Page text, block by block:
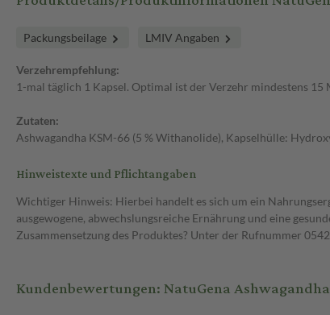
Packungsbeilage LMIV Angaben
Verzehrempfehlung:
1-mal täglich 1 Kapsel. Optimal ist der Verzehr mindestens
Zutaten:
Ashwagandha KSM-66 (5 % Withanolide), Kapselhülle:
Hinweistexte und Pflichtangaben
Wichtiger Hinweis: Hierbei handelt es sich um ein
ausgewogene, abwechslungsreiche Ernährung und eine
Zusammensetzung des Produktes? Unter der Rufnummer
Kundenbewertungen: NatuGena